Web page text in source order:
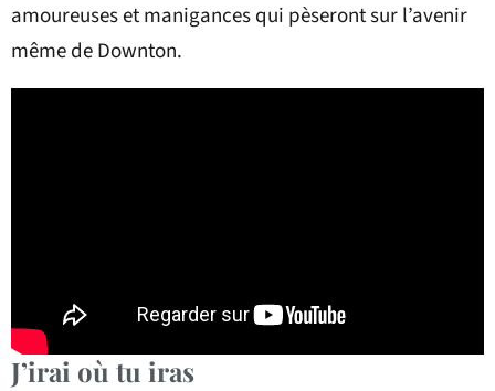
amoureuses et manigances qui pèseront sur l’avenir
même de Downton.
J’irai où tu iras